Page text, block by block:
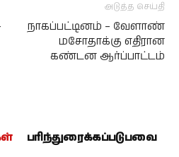
அடுத்த செய்தி
நாகப்பட்டினம் – வேளாண்
மசோதாக்கு எதிரான
கண்டன ஆர்ப்பாட்டம்
பரிந்துரைக்கப்படுபவை